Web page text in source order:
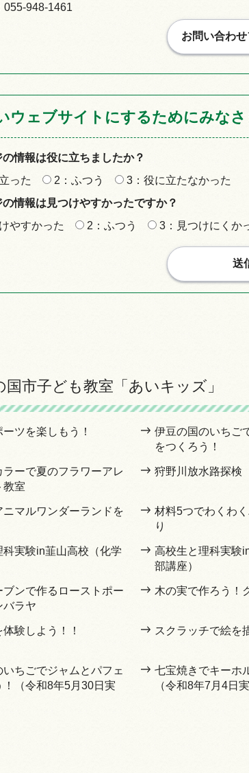
055-948-1461
ウェブサイトにするためにみな
の情報は役に立ちましたか？
った
2：ふつう
3：役に立たなかった
情報は見つけやすかったですか？
やすかった
2：ふつう 3：見つけにくか
国市子ども教室「あいキッズ」
ツを楽しもう！
伊豆の国のいちご
をつくろう！
ラーで夏のフラワーアレ
教室
狩野川放水路探検
ニマルワンダーランドを
材料5つでわくわ
り
科実験in韮山高校（化学
高校生と理科実験
部講座）
ブンで作るローストポー
バラヤ
木の実で作ろう！
験しよう！！ スクラッチで絵を
ちごでジャムとパフェ
！（令和8年5月30日実
七宝焼きでキーホ
（令和8年7月4日実